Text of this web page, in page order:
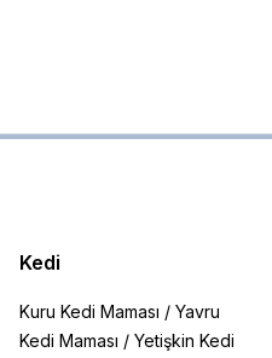
Kedi
Kuru Kedi Maması / Yavru
Kedi Maması / Yetişkin Kedi